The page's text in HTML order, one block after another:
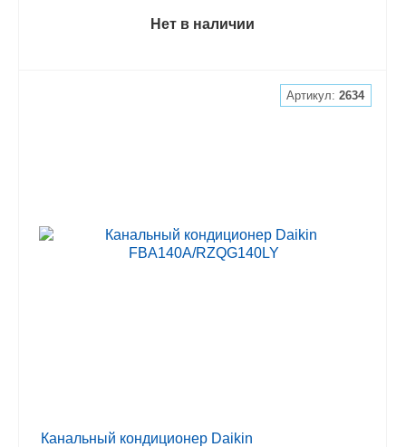
Нет в наличии
Артикул:2634
Канальный кондиционер Daikin